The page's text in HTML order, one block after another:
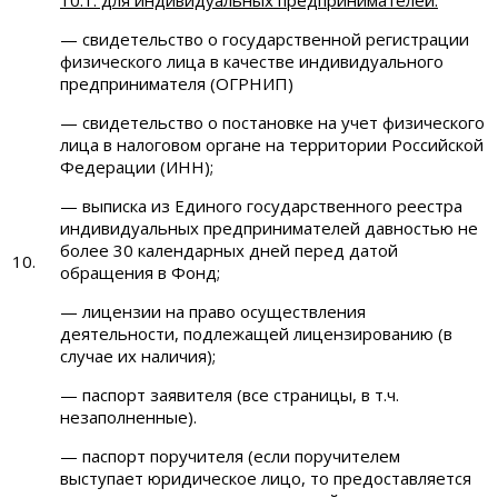
10.
— свидетельство о государственной регистрации
физического лица в качестве индивидуального
предпринимателя (ОГРНИП)
— свидетельство о постановке на учет физического
лица в налоговом органе на территории Российской
Федерации (ИНН);
— выписка из Единого государственного реестра
индивидуальных предпринимателей давностью не
более 30 календарных дней перед датой
обращения в Фонд;
— лицензии на право осуществления
деятельности, подлежащей лицензированию (в
случае их наличия);
— паспорт заявителя (все страницы, в т.ч.
незаполненные).
— паспорт поручителя (если поручителем
выступает юридическое лицо, то предоставляется